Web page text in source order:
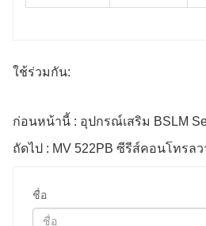
ใช้ร่วมกัน:
ก่อนหน้านี้ : อุปกรณ์เสริม BSLM
ถัดไป : MV 522PB ซีรีส์คอนโทรลว
ชื่อ